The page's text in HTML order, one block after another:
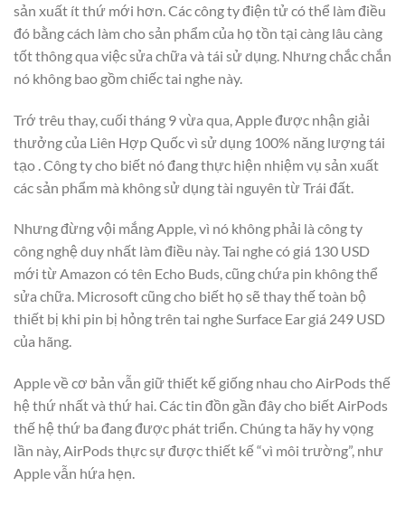
sản xuất ít thứ mới hơn. Các công ty điện tử có thể làm điều
đó bằng cách làm cho sản phẩm của họ tồn tại càng lâu càng
tốt thông qua việc sửa chữa và tái sử dụng. Nhưng chắc chắn
nó không bao gồm chiếc tai nghe này.
Trớ trêu thay, cuối tháng 9 vừa qua, Apple được nhận giải
thưởng của Liên Hợp Quốc vì sử dụng 100% năng lượng tái
tạo . Công ty cho biết nó đang thực hiện nhiệm vụ sản xuất
các sản phẩm mà không sử dụng tài nguyên từ Trái đất.
Nhưng đừng vội mắng Apple, vì nó không phải là công ty
công nghệ duy nhất làm điều này. Tai nghe có giá 130 USD
mới từ Amazon có tên Echo Buds, cũng chứa pin không thể
sửa chữa. Microsoft cũng cho biết họ sẽ thay thế toàn bộ
thiết bị khi pin bị hỏng trên tai nghe Surface Ear giá 249 USD
của hãng.
Apple về cơ bản vẫn giữ thiết kế giống nhau cho AirPods thế
hệ thứ nhất và thứ hai. Các tin đồn gần đây cho biết AirPods
thế hệ thứ ba đang được phát triển. Chúng ta hãy hy vọng
lần này, AirPods thực sự được thiết kế “vì môi trường”, như
Apple vẫn hứa hẹn.